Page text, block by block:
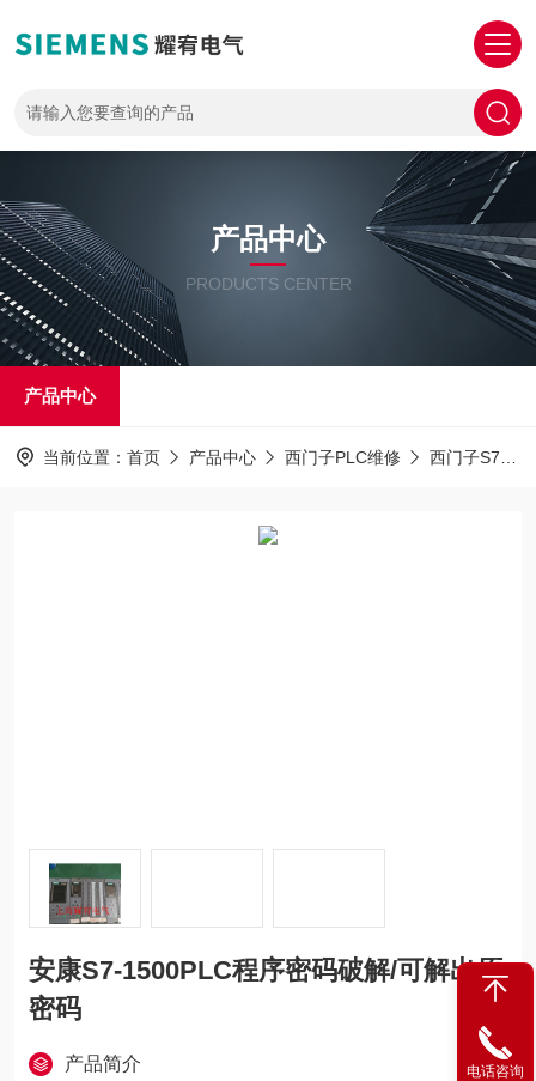
产品中心
PRODUCTS CENTER
产品中心
当前位置： 首页 产品中心 西门子PLC维修 西门子S7-1500PLC解密
安康S7-1500PLC程序密码破解/可解出原
密码
产品简介 电话咨询